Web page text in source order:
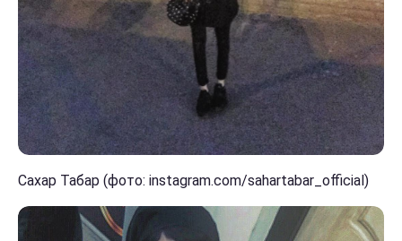
Сахар Табар (фото: instagram.com/sahartabar_official)